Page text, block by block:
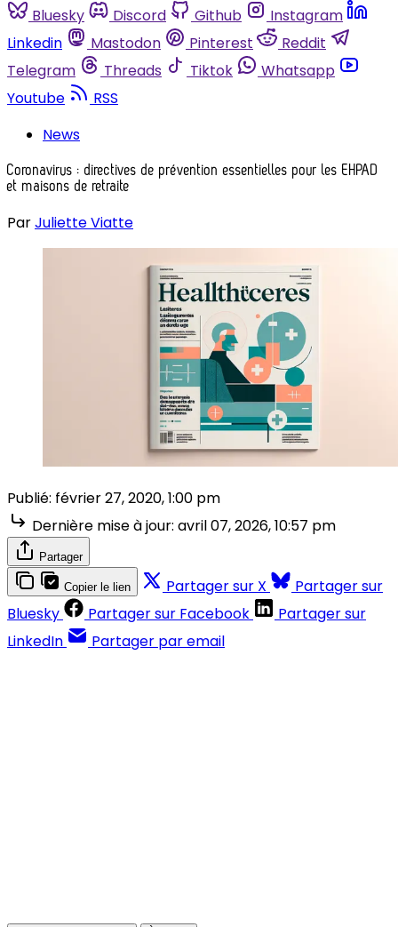
Bluesky
Discord Github
Instagram
Linkedin
Mastodon Pinterest
Reddit
Telegram
Threads Tiktok
Whatsapp
Youtube
RSS
News
Coronavirus : directives de prévention essentielles pour les EHPAD
et maisons de retraite
ParJuliette Viatte
Publié: février 27, 2020, 1:00 pm
Dernière mise à jour: avril 07, 2026, 10:57 pm
Partager
Copier le lien Partager sur X
Partager sur
Bluesky
Partager sur Facebook
Partager sur
LinkedIn
Partager par email